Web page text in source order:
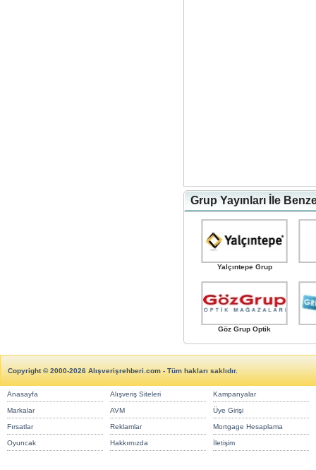
Grup Yayınları İle
Yalçıntepe Grup
Göz Grup Optik
Copyright © 2000-2026 Alışverişrehberi.com - Tüm hakları saklıdır.
Anasayfa Alışveriş Siteleri Kampanyalar
Markalar AVM Üye Girişi
Fırsatlar Reklamlar Mortgage Hesaplama
Oyuncak Hakkımızda İletişim